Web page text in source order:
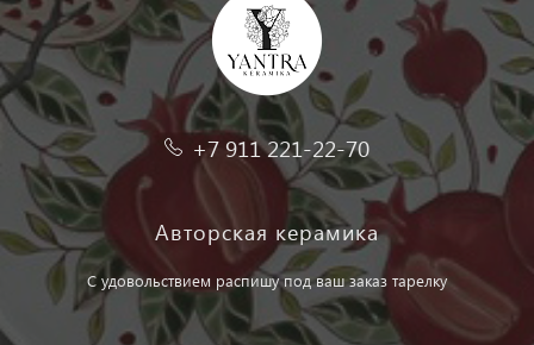
+7 911 221-22-70
Авторская керамика
С удовольствием распишу под ваш заказ тарелку